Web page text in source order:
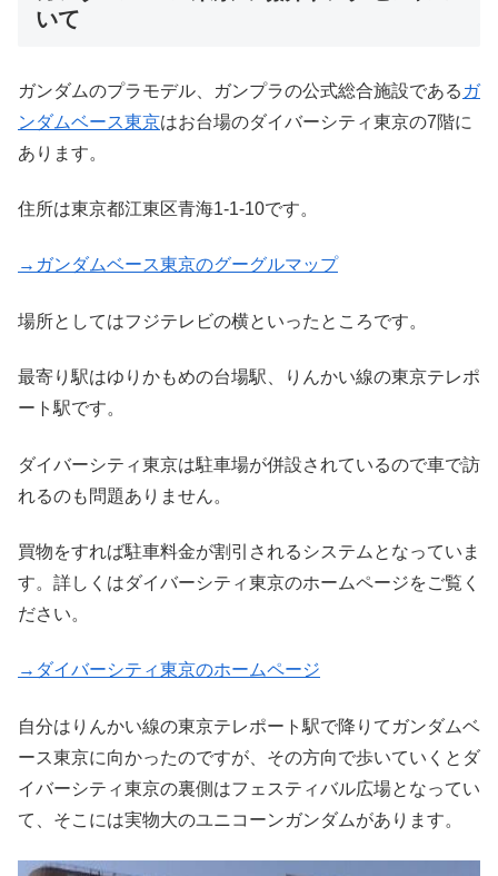
いて
ガンダムのプラモデル、ガンプラの公式総合施設である ガ
ンダムベース東京はお台場のダイバーシティ東京の7階に
あります。
住所は東京都江東区青海1-1-10です。
→ガンダムベース東京のグーグルマップ
場所としてはフジテレビの横といったところです。
最寄り駅はゆりかもめの台場駅、りんかい線の東京テレポ
ート駅です。
ダイバーシティ東京は駐車場が併設されているので車で訪
れるのも問題ありません。
買物をすれば駐車料金が割引されるシステムとなっていま
す。詳しくはダイバーシティ東京のホームページをご覧く
ださい。
→ダイバーシティ東京のホームページ
自分はりんかい線の東京テレポート駅で降りてガンダムベ
ース東京に向かったのですが、その方向で歩いていくとダ
イバーシティ東京の裏側はフェスティバル広場となってい
て、そこには実物大のユニコーンガンダムがあります。